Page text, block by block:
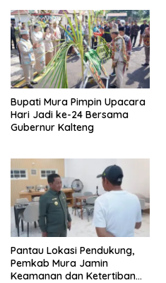
Bupati Mura Pimpin Upacara
Hari Jadi ke-24 Bersama
Gubernur Kalteng
Pantau Lokasi Pendukung,
Pemkab Mura Jamin
Keamanan dan Ketertiban